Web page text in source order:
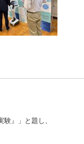
』」と題し、